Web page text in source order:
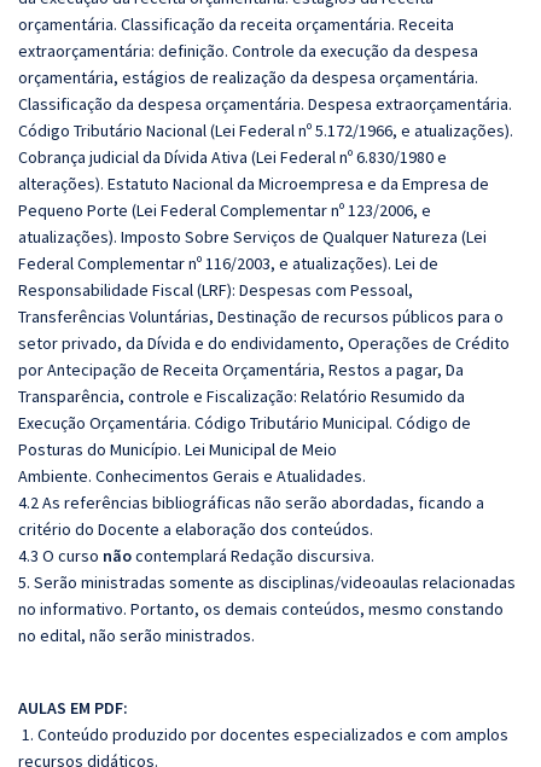
orçamentária. Classificação da receita orçamentária. Receita
extraorçamentária: definição. Controle da execução da despesa
orçamentária, estágios de realização da despesa orçamentária.
Classificação da despesa orçamentária. Despesa extraorçamentária.
Código Tributário Nacional (Lei Federal nº 5.172/1966, e atualizações).
Cobrança judicial da Dívida Ativa (Lei Federal nº 6.830/1980 e
alterações). Estatuto Nacional da Microempresa e da Empresa de
Pequeno Porte (Lei Federal Complementar nº 123/2006, e
atualizações). Imposto Sobre Serviços de Qualquer Natureza (Lei
Federal Complementar nº 116/2003, e atualizações). Lei de
Responsabilidade Fiscal (LRF): Despesas com Pessoal,
Transferências Voluntárias, Destinação de recursos públicos para o
setor privado, da Dívida e do endividamento, Operações de Crédito
por Antecipação de Receita Orçamentária, Restos a pagar, Da
Transparência, controle e Fiscalização: Relatório Resumido da
Execução Orçamentária. Código Tributário Municipal. Código de
Posturas do Município. Lei Municipal de Meio
Ambiente. Conhecimentos Gerais e Atualidades.
4.2 As referências bibliográficas não serão abordadas, ficando a
critério do Docente a elaboração dos conteúdos.
4.3 O curso nãocontemplará Redação discursiva.
5. Serão ministradas somente as disciplinas/videoaulas relacionadas
no informativo. Portanto, os demais conteúdos, mesmo constando
no edital, não serão ministrados.
AULAS EM PDF:
1. Conteúdo produzido por docentes especializados e com amplos
recursos didáticos.